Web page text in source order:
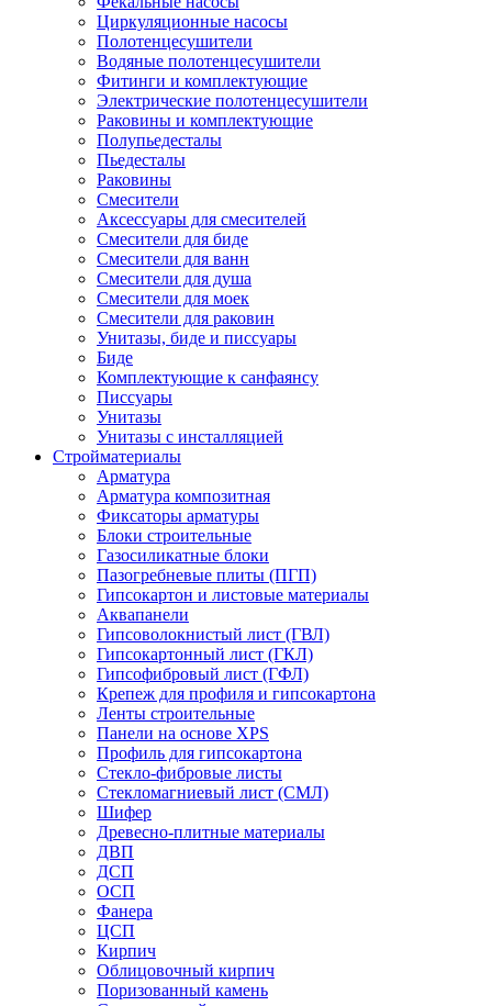
Циркуляционные насосы
Полотенцесушители
Водяные полотенцесушители
Фитинги и комплектующие
Электрические полотенцесушители
Раковины и комплектующие
Полупьедесталы
Пьедесталы
Раковины
Смесители
Аксессуары для смесителей
Смесители для биде
Смесители для ванн
Смесители для душа
Смесители для моек
Смесители для раковин
Унитазы, биде и писсуары
Биде
Комплектующие к санфаянсу
Писсуары
Унитазы
Унитазы с инсталляцией
Стройматериалы
Арматура
Арматура композитная
Фиксаторы арматуры
Блоки строительные
Газосиликатные блоки
Пазогребневые плиты (ПГП)
Гипсокартон и листовые материалы
Аквапанели
Гипсоволокнистый лист (ГВЛ)
Гипсокартонный лист (ГКЛ)
Гипсофибровый лист (ГФЛ)
Крепеж для профиля и гипсокартона
Ленты строительные
Панели на основе XPS
Профиль для гипсокартона
Стекло-фибровые листы
Стекломагниевый лист (СМЛ)
Шифер
Древесно-плитные материалы
ДВП
ДСП
ОСП
Фанера
ЦСП
Кирпич
Облицовочный кирпич
Поризованный камень